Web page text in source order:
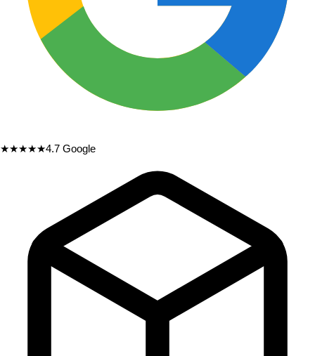
★★★★★4.7 Google